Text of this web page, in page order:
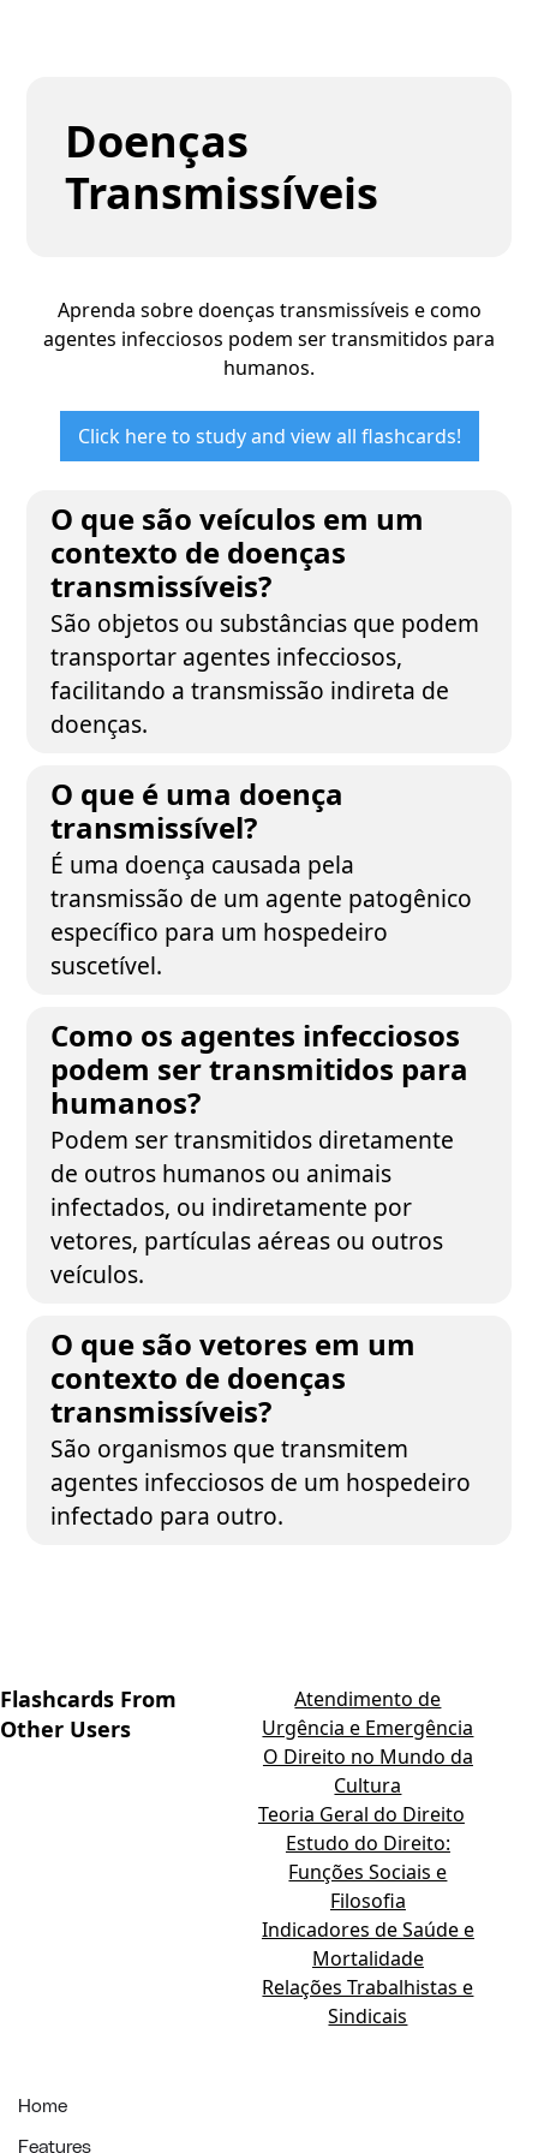
Doenças
Transmissíveis
Aprenda sobre doenças transmissíveis e como
agentes infecciosos podem ser transmitidos para
humanos.
Click here to study and view all flashcards!
O que são veículos em um
contexto de doenças
transmissíveis?
São objetos ou substâncias que podem
transportar agentes infecciosos,
facilitando a transmissão indireta de
doenças.
O que é uma doença
transmissível?
É uma doença causada pela
transmissão de um agente patogênico
específico para um hospedeiro
suscetível.
Como os agentes infecciosos
podem ser transmitidos para
humanos?
Podem ser transmitidos diretamente
de outros humanos ou animais
infectados, ou indiretamente por
vetores, partículas aéreas ou outros
veículos.
O que são vetores em um
contexto de doenças
transmissíveis?
São organismos que transmitem
agentes infecciosos de um hospedeiro
infectado para outro.
Flashcards From
Other Users
Atendimento de
Urgência e Emergência
O Direito no Mundo da
Cultura
Teoria Geral do Direito
Estudo do Direito:
Funções Sociais e
Filosofia
Indicadores de Saúde e
Mortalidade
Relações Trabalhistas e
Sindicais
Home
Features